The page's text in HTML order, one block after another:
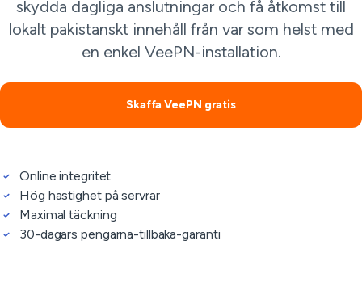
skydda dagliga anslutningar och få åtkomst till
lokalt pakistanskt innehåll från var som helst med
en enkel VeePN-installation.
Skaffa VeePN gratis
Online integritet
Hög hastighet på servrar
Maximal täckning
30-dagars pengarna-tillbaka-garanti